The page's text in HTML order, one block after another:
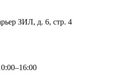
ЗИЛ, д. 6, стр. 4